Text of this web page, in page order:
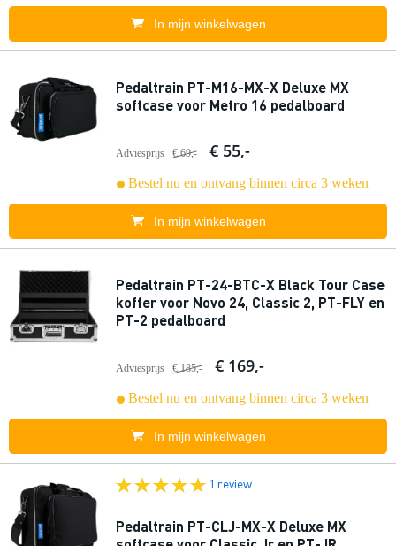
In mijn winkelwagen
Pedaltrain PT-M16-MX-X Deluxe MX
softcase voor Metro 16 pedalboard
Adviesprijs € 69,- € 55,-
Bestel nu en ontvang binnen circa 3 weken
In mijn winkelwagen
Pedaltrain PT-24-BTC-X Black Tour Case
koffer voor Novo 24, Classic 2, PT-FLY en
PT-2 pedalboard
Adviesprijs € 185,- € 169,-
Bestel nu en ontvang binnen circa 3 weken
In mijn winkelwagen
1 review
Pedaltrain PT-CLJ-MX-X Deluxe MX